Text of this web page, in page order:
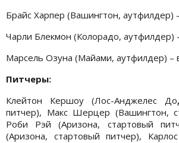
Брайс Харпер (Вашингтон, аутфилдер)
Чарли Блекмон (Колорадо, аутфилдер)
Марсель Озуна (Майами, аутфилдер) –
Питчеры:
Клейтон Кершоу (Лос-Анджелес
питчер), Макс Шерцер (Вашингтон,
Роби Рэй (Аризона, стартовый
(Аризона, стартовый питчер),